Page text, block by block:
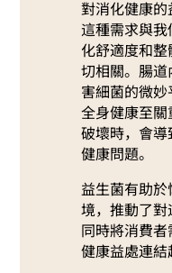
對消化健康
這種需求與
化舒適度和
切相關。腸
害細菌的微
全身健康至
破壞時，會
健康問題。
益生菌有助
境，推動了對
同時將消費
健康益處連結